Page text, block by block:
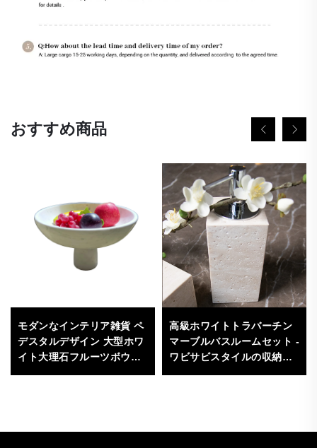
おすすめ商品
モダンなインテリア雑貨 ペ
デスタルデザイン 大型ホワ
イト大理石フルーツボウル
高級ホワイトトラバーチン
マーブルバスルームセット -
ワビサビスタイルの収納ト